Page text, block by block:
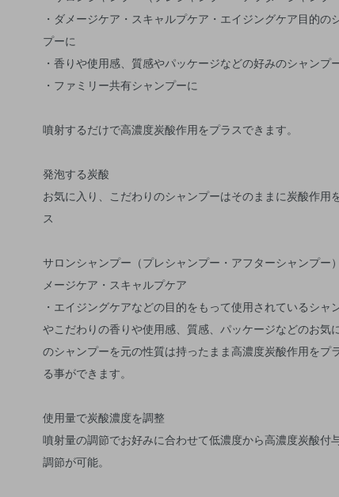
・ダメージケア・スキャルプケア・エイジングケア目的の
プーに
・香りや使用感、質感やパッケージなどの好みのシャンプ
・ファミリー共有シャンプーに
噴射するだけで高濃度炭酸作用をプラスできます。
発泡する炭酸
お気に入り、こだわりのシャンプーはそのままに炭酸作用
ス
サロンシャンプー（プレシャンプー・アフターシャンプー
メージケア・スキャルプケア
・エイジングケアなどの目的をもって使用されているシャ
やこだわりの香りや使用感、質感、パッケージなどのお気
のシャンプーを元の性質は持ったまま高濃度炭酸作用をプ
る事ができます。
使用量で炭酸濃度を調整
噴射量の調節でお好みに合わせて低濃度から高濃度炭酸付
調節が可能。